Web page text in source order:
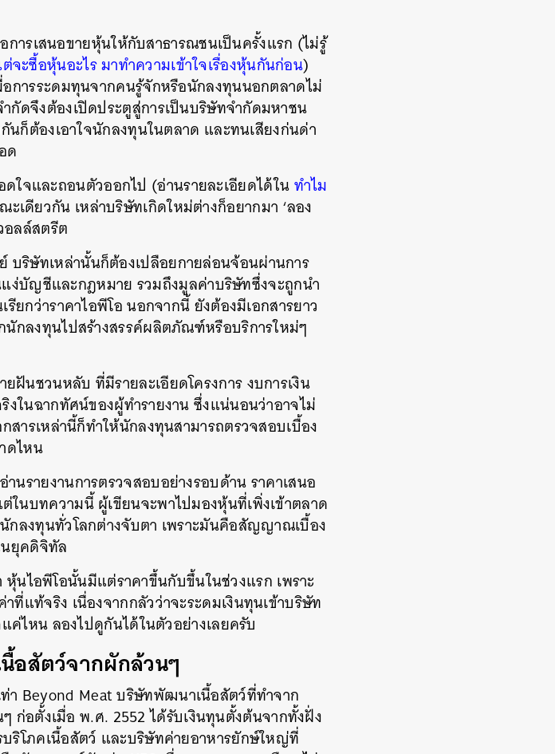
ารเสนอขายหุ้นให้กับสาธารณชนเป็นครั้งแรก (ไม่รู้
ะซื้อหุ้นอะไร มาทำความเข้าใจเรื่องหุ้นกันก่อน)
การระดมทุนจากคนรู้จักหรือนักลงทุนนอกตลาดไม่
กัดจึงต้องเปิดประตูสู่การเป็นบริษัทจำกัดมหาชน
นก็ต้องเอาใจนักลงทุนในตลาด และทนเสียงก่นด่า
ด
จและถอนตัวออกไป (อ่านรายละเอียดได้ในทำไม
เดียวกัน เหล่าบริษัทเกิดใหม่ต่างก็อยากมา ‘ลอง
อลล์สตรีต
บริษัทเหล่านั้นก็ต้องเปลือยกายล่อนจ้อนผ่านการ
ง่บัญชีและกฎหมาย รวมถึงมูลค่าบริษัทซึ่งจะถูกนำ
ยกว่าราคาไอพีโอ นอกจากนี้ ยังต้องมีเอกสารยาว
นักลงทุนไปสร้างสรรค์ผลิตภัณฑ์หรือบริการใหม่ๆ
ฝันชวนหลับ ที่มีรายละเอียดโครงการ งบการเงิน
งในฉากทัศน์ของผู้ทำรายงาน ซึ่งแน่นอนว่าอาจไม่
สารเหล่านี้ก็ทำให้นักลงทุนสามารถตรวจสอบเบื้อง
ดไหน
นรายงานการตรวจสอบอย่างรอบด้าน ราคาเสนอ
ในบทความนี้ ผู้เขียนจะพาไปมองหุ้นที่เพิ่งเข้าตลาด
กลงทุนทั่วโลกต่างจับตา เพราะมันคือสัญญาณเบื้อง
นยุคดิจิทัล
นไอพีโอนั้นมีแต่ราคาขึ้นกับขึ้นในช่วงแรก เพราะ
แท้จริง เนื่องจากกลัวว่าจะระดมเงินทุนเข้าบริษัท
ค่ไหน ลองไปดูกันได้ในตัวอย่างเลยครับ
นื้อสัตว์จากผักล้วนๆ
Beyond Meat บริษัทพัฒนาเนื้อสัตว์ที่ทำจาก
ก่อตั้งเมื่อ พ.ศ. 2552 ได้รับเงินทุนตั้งต้นจากทั้งฝั่ง
ริโภคเนื้อสัตว์ และบริษัทค่ายอาหารยักษ์ใหญ่ที่